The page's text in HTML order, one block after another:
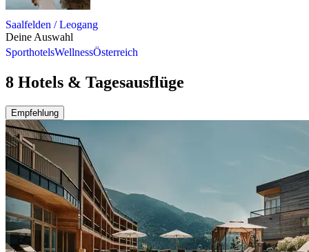
Saalfelden / Leogang
Deine Auswahl
SporthotelsWellnessÖsterreich
8 Hotels & Tagesausflüge
Empfehlung